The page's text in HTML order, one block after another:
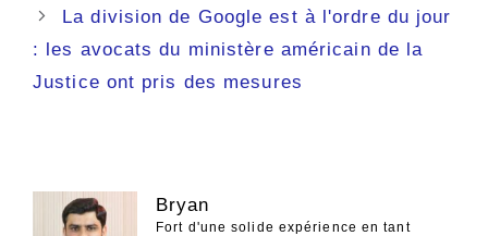
La division de Google est à l'ordre du jour
: les avocats du ministère américain de la
Justice ont pris des mesures
Bryan
Fort d'une solide expérience en tant